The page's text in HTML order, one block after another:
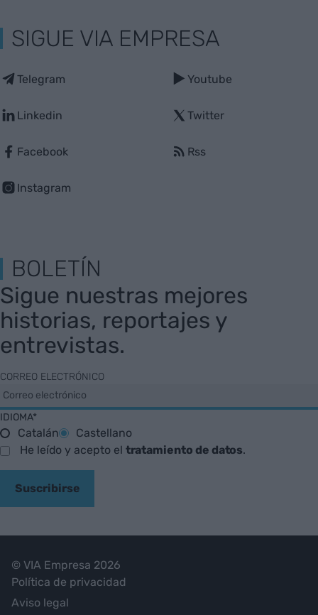
SIGUE VIA EMPRESA
Telegram
Linkedin
Facebook
Instagram
Youtube
Twitter
Rss
BOLETÍN
Sigue nuestras mejores
historias, reportajes y
entrevistas.
CORREO ELECTRÓNICO
IDIOMA*
Catalán
Castellano
He leído y acepto el tratamiento de datos.
Suscribirse
© VIA Empresa 2026
Política de privacidad
Aviso legal